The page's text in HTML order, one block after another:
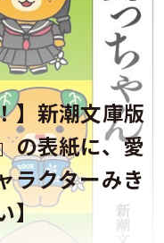
】新潮文庫版
の表紙に、愛
ラクターみき
】